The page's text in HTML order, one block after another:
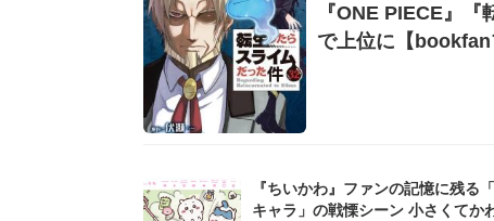
『ONE PIECE』
で上位に【bookfan
『ちいかわ』ファンの記憶に残る
キャラ」の戦慄シーン 小さくてか